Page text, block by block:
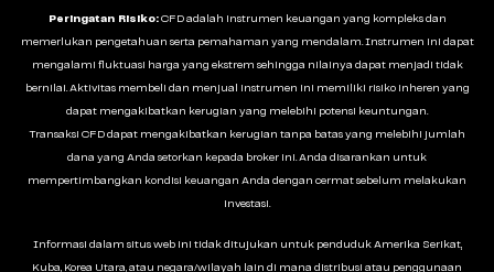
Peringatan Risiko:CFD adalah instrumen keuangan yang kompleks dan
memerlukan pengetahuan serta pemahaman yang mendalam. Instrumen ini dapat
mengalami fluktuasi harga yang ekstrem sehingga nilainya dapat menjadi tidak
bernilai. Aktivitas membeli dan menjual instrumen ini memiliki risiko inheren yang
dapat mengakibatkan kerugian yang melebihi potensi keuntungan.
Transaksi CFD dapat mengakibatkan kerugian tanpa batas yang melebihi jumlah
dana yang Anda setorkan kepada broker ini. Anda disarankan untuk
mempertimbangkan kondisi keuangan Anda dengan cermat sebelum melakukan
investasi.
Informasi dalam situs web ini tidak ditujukan untuk penduduk Amerika Serikat,
Kuba, Korea Utara, atau negara/wilayah lain di mana distribusi atau penggunaan